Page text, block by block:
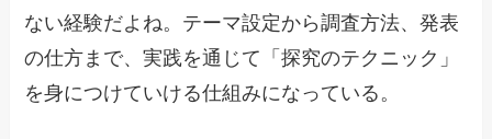
ない経験だよね。テーマ設定から調査方法、発表
の仕方まで、実践を通じて「探究のテクニック」
を身につけていける仕組みになっている。